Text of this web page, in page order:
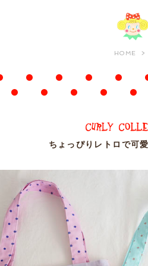
HOME
ちょっぴりレトロで可